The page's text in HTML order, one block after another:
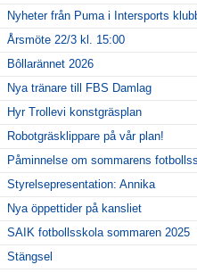
Bildgalleri
Nyheter från Puma i Intersports
Årsmöte 22/3 kl. 15:00
Bôllarännet 2026
Nya tränare till FBS Damlag
Hyr Trollevi konstgräsplan
Robotgräsklippare på vår plan!
Påminnelse om sommarens
Styrelsepresentation: Annika
Nya öppettider på kansliet
SAIK fotbollsskola sommaren 2025
Stängsel